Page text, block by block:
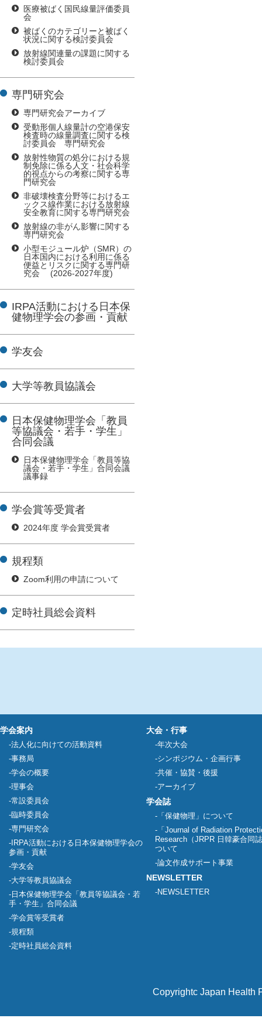
医療被ばく国民線量評価委員
会
被ばくのカテゴリーと被ばく
状況に関する検討委員会
放射線関連量の課題に関する
検討委員会
専門研究会
専門研究会アーカイブ
受動形個人線量計の空港保安
検査時の線量調査に関する検
討委員会 専門研究会
放射性物質の処分における規
制免除に係る人文・社会科学
的視点からの考察に関する専
門研究会
非破壊検査分野等におけるエ
ックス線作業における放射線
安全教育に関する専門研究会
放射線の非がん影響に関する
専門研究会
小型モジュール炉（SMR）の
日本国内における利用に係る
便益とリスクに関する専門研
究会 (2026-2027年度)
IRPA活動における日本保
健物理学会の参画・貢献
学友会
大学等教員協議会
日本保健物理学会「教員
等協議会・若手・学生」
合同会議
日本保健物理学会「教員等協
議会・若手・学生」合同会議
議事録
学会賞等受賞者
2024年度 学会賞受賞者
規程類
Zoom利用の申請について
定時社員総会資料
学会案内
法人化に向けての活動資料
事務局
学会の概要
理事会
常設委員会
臨時委員会
専門研究会
IRPA活動における日本保健物理学会の
参画・貢献
学友会
大学等教員協議会
日本保健物理学会「教員等協議会・若
手・学生」合同会議
学会賞等受賞者
規程類
定時社員総会資料
大会・行事
年次大会
シンポジウム・企画行事
共催・協賛・後援
アーカイブ
学会誌
「保健物理」について
「Journal of Radiation
Research（JRPR 日韓豪合同
ついて
論文作成サポート事業
NEWSLETTER
NEWSLETTER
Copyrightc Japan Health